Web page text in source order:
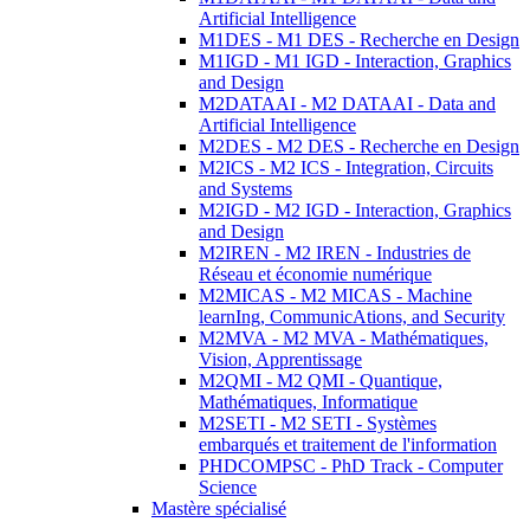
Artificial Intelligence
M1DES - M1 DES - Recherche en Design
M1IGD - M1 IGD - Interaction, Graphics
and Design
M2DATAAI - M2 DATAAI - Data and
Artificial Intelligence
M2DES - M2 DES - Recherche en Design
M2ICS - M2 ICS - Integration, Circuits
and Systems
M2IGD - M2 IGD - Interaction, Graphics
and Design
M2IREN - M2 IREN - Industries de
Réseau et économie numérique
M2MICAS - M2 MICAS - Machine
learnIng, CommunicAtions, and Security
M2MVA - M2 MVA - Mathématiques,
Vision, Apprentissage
M2QMI - M2 QMI - Quantique,
Mathématiques, Informatique
M2SETI - M2 SETI - Systèmes
embarqués et traitement de l'information
PHDCOMPSC - PhD Track - Computer
Science
Mastère spécialisé